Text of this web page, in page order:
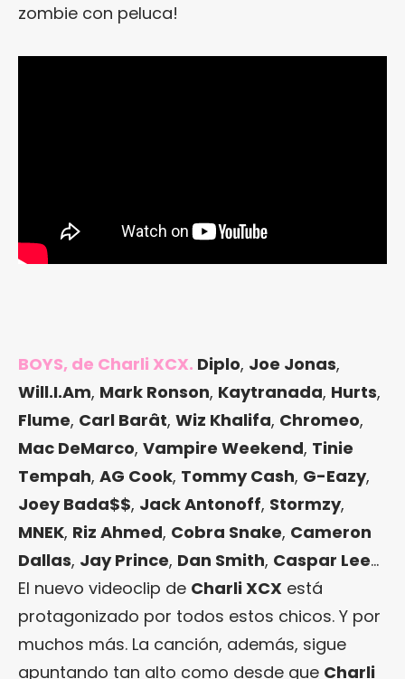
zombie con peluca!
BOYS, de Charli XCX. Diplo, Joe Jonas,
Will.I.Am, Mark Ronson, Kaytranada, Hurts,
Flume, Carl Barât, Wiz Khalifa, Chromeo,
Mac DeMarco, Vampire Weekend, Tinie
Tempah, AG Cook, Tommy Cash, G-Eazy,
Joey Bada$$, Jack Antonoff, Stormzy,
MNEK, Riz Ahmed, Cobra Snake, Cameron
Dallas, Jay Prince, Dan Smith, Caspar Lee…
El nuevo videoclip de Charli XCX está
protagonizado por todos estos chicos. Y por
muchos más. La canción, además, sigue
apuntando tan alto como desde que Charli